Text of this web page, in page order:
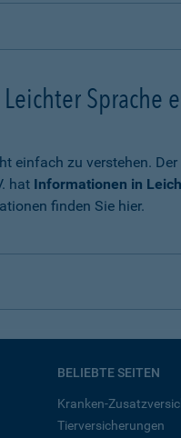
Sprache
einfach zu verstehen.
hat Informationen in
finden Sie hier.
BELIEBTE SEITEN
Kranken-
Tierversicherungen